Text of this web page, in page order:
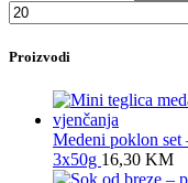
Proizvodi
Medeni poklon set
3x50g 16,30 KM